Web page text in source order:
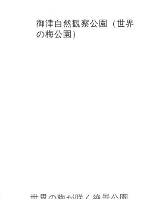
御津自然観察公園（世界
の梅公園）